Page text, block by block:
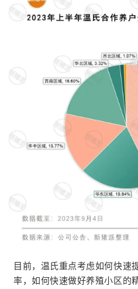
目前，温氏重点考虑如何快速
率，如何快速做好养殖小区的